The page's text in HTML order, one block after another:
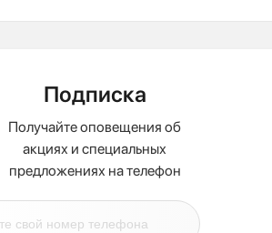
Подписка
Получайте оповещения об
акциях и специальных
предложениях на телефон